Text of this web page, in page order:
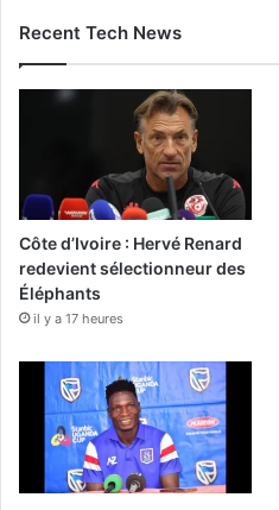
Recent Tech News
Côte d’Ivoire : Hervé Renard
redevient sélectionneur des
Éléphants
il y a 17 heures